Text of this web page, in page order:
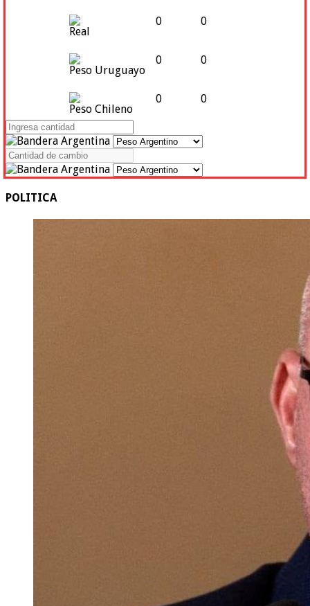
Real
0 0
Peso Uruguayo
0 0
Peso Chileno
0 0
POLITICA